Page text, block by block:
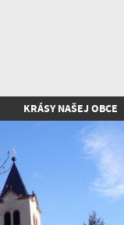
KRÁSY NAŠEJ OBCE